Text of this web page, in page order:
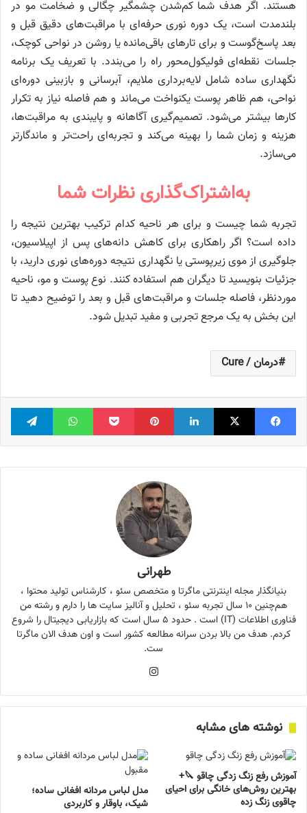
هستند. اگر هدف شما کم‌شدن چشمگیر چگالی و ضخامت مو در
بلندمدت است، یک دوره نوری حرفه‌ای با مراقبت‌های دقیق قبل و
بعد پاسخ‌گوست و برای تارهای باقی‌مانده یا روشن در نواحی کوچک،
جلسات نقطه‌ای فولیکول‌محور راه را می‌بندد. با تعریف یک برنامه
نگهداری ساده شامل لایه‌برداری ملایم، آبرسانی و بازبینی دوره‌ای
نواحی، هم ظاهر پوست یکنواخت می‌ماند و هم فاصله نیاز به تکرار
کارها بیشتر می‌شود. تصمیم‌گیری آگاهانه و پایبندی به مراقبت‌ها،
هزینه و زمان شما را بهینه می‌کند و تجربه‌ای راحت‌تر و ماندگارتر
می‌سازد.
به‌اشتراک‌گذاری نظرات شما
تجربه شما چیست و برای هر ناحیه کدام ترکیب بهترین نتیجه را
داده است؟ اگر راهکاری برای کاهش دانه‌های پس از اپیلاسیون،
جلوگیری از موی زیرپوستی یا نگهداری نتیجه دوره‌های نوری دارید، با
جزئیات بنویسید تا دیگران هم استفاده کنند. نوع پوست و مو، ناحیه
موردنظر، فاصله جلسات و مراقبت‌های قبل و بعد را توضیح دهید تا
این بخش به یک مرجع تجربی و مفید تبدیل شود.
درمان / Cure
فیس بوک X لینکدین ‫پین‌ترست پاکت واتس آپ
طهرانی
بنیانگذار مجله اینترنتی ماگرتا و متخصص سئو ، کارشناس تولید محتوا ،
هم‌چنین ۱۰ سال تجربه سئو ، تحلیل و آنالیز سایت ها را دارم و رشته من
فناوری اطلاعات (IT) است . حدود ۵ سال است که بازاریابی دیجیتال را شروع
کردم. هدف من بالا بردن سرانه مطالعه کشور است و اون هدف الان ماگرتا
ست.
نوشته های مشابه
آموزش رفع زنگ زدگی چاقو 🔪+
بهترین روش‌های خانگی برای احیای
چاقوی زنگ زده
مدل لباس مردانه افغانی ساده؛
شیک، باوقار و کاربردی